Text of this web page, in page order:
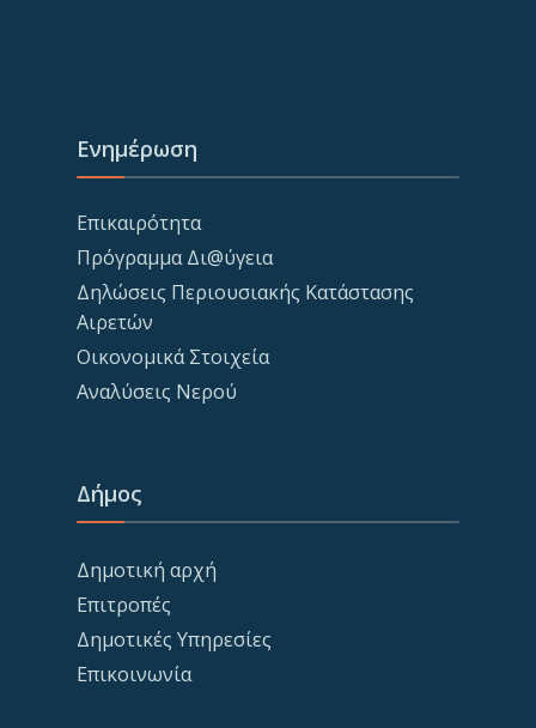
Ενημέρωση
Επικαιρότητα
Πρόγραμμα Δι@ύγεια
Δηλώσεις Περιουσιακής Κατάστασης
Αιρετών
Οικονομικά Στοιχεία
Αναλύσεις Νερού
Δήμος
Δημοτική αρχή
Επιτροπές
Δημοτικές Υπηρεσίες
Επικοινωνία